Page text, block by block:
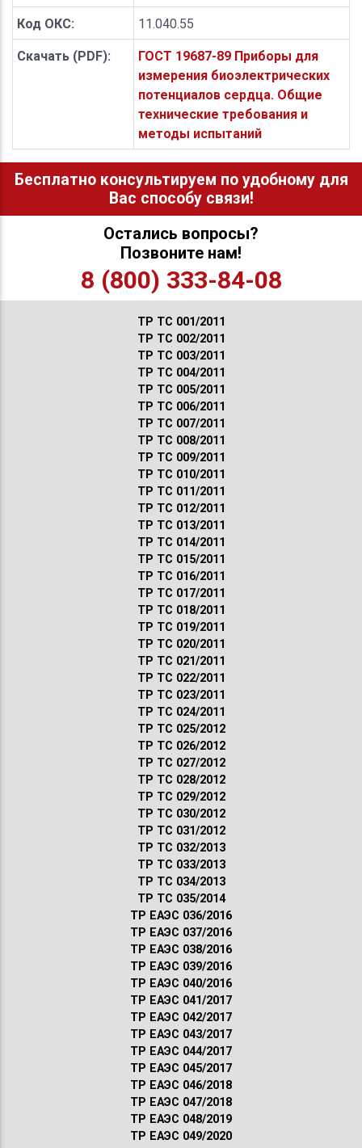
Код ОКС: 11.040.55
Скачать (PDF):
ГОСТ 19687-89 Приборы для
измерения биоэлектрических
потенциалов сердца. Общие
технические требования и
методы испытаний
Бесплатно консультируем по удобному для
Вас способу связи!
Остались вопросы?
Позвоните нам!
8 (800) 333-84-08
ТР ТС 001/2011
ТР ТС 002/2011
ТР ТС 003/2011
ТР ТС 004/2011
ТР ТС 005/2011
ТР ТС 006/2011
ТР ТС 007/2011
ТР ТС 008/2011
ТР ТС 009/2011
ТР ТС 010/2011
ТР ТС 011/2011
ТР ТС 012/2011
ТР ТС 013/2011
ТР ТС 014/2011
ТР ТС 015/2011
ТР ТС 016/2011
ТР ТС 017/2011
ТР ТС 018/2011
ТР ТС 019/2011
ТР ТС 020/2011
ТР ТС 021/2011
ТР ТС 022/2011
ТР ТС 023/2011
ТР ТС 024/2011
ТР ТС 025/2012
ТР ТС 026/2012
ТР ТС 027/2012
ТР ТС 028/2012
ТР ТС 029/2012
ТР ТС 030/2012
ТР ТС 031/2012
ТР ТС 032/2013
ТР ТС 033/2013
ТР ТС 034/2013
ТР ТС 035/2014
ТР ЕАЭС 036/2016
ТР ЕАЭС 037/2016
ТР ЕАЭС 038/2016
ТР ЕАЭС 039/2016
ТР ЕАЭС 040/2016
ТР ЕАЭС 041/2017
ТР ЕАЭС 042/2017
ТР ЕАЭС 043/2017
ТР ЕАЭС 044/2017
ТР ЕАЭС 045/2017
ТР ЕАЭС 046/2018
ТР ЕАЭС 047/2018
ТР ЕАЭС 048/2019
ТР ЕАЭС 049/2020